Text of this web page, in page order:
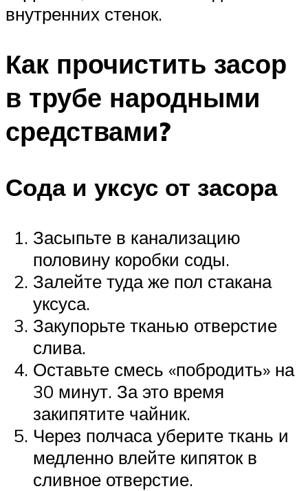
внутренних стенок.
Как прочистить засор
в трубе народными
средствами?
Сода и уксус от засора
Засыпьте в канализацию
половину коробки соды.
Залейте туда же пол стакана
уксуса.
Закупорьте тканью отверстие
слива.
Оставьте смесь «побродить» на
30 минут. За это время
закипятите чайник.
Через полчаса уберите ткань и
медленно влейте кипяток в
сливное отверстие.